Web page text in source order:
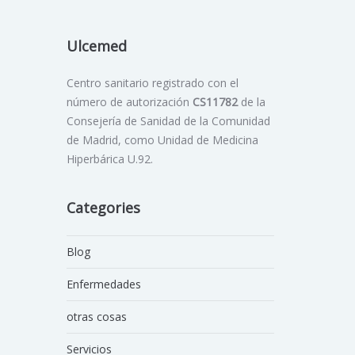
Ulcemed
Centro sanitario registrado con el
número de autorización CS11782de la
Consejería de Sanidad de la Comunidad
de Madrid, como Unidad de Medicina
Hiperbárica U.92.
Categories
Blog
Enfermedades
otras cosas
Servicios